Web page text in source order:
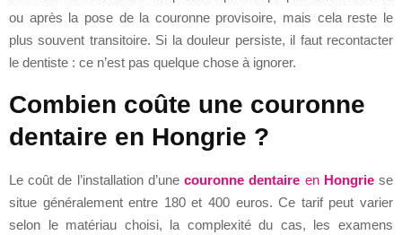
ou après la pose de la couronne provisoire, mais cela reste le
plus souvent transitoire. Si la douleur persiste, il faut recontacter
le dentiste : ce n’est pas quelque chose à ignorer.
Combien coûte une couronne
dentaire en Hongrie ?
Le coût de l’installation d’unecouronne dentaire en Hongriese
situe généralement entre 180 et 400 euros. Ce tarif peut varier
selon le matériau choisi, la complexité du cas, les examens